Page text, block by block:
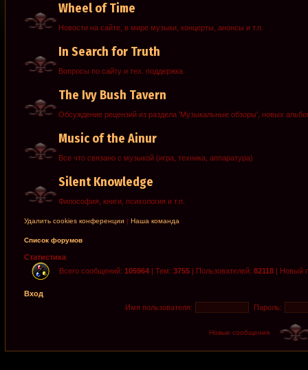
Wheel of Time
Новости на сайте, в мире музыки, концерты, анонсы и т.п.
In Search for Truth
Вопросы по сайту и тех. поддержка
The Ivy Bush Tavern
Обсуждение рецензий из раздела 'Музыкальные обзоры', новых
Music of the Ainur
Все что связано с музыкой (игра, техника, аппаратура)
Silent Knowledge
Философия, книги, психология и т.п.
Удалить cookies конференции | Наша команда
Список форумов
Статистика
Всего сообщений: 105964 | Тем: 3755 | Пользователей: 82118 | Новый
Вход
Имя пользователя:
Пароль:
Новые сообщения